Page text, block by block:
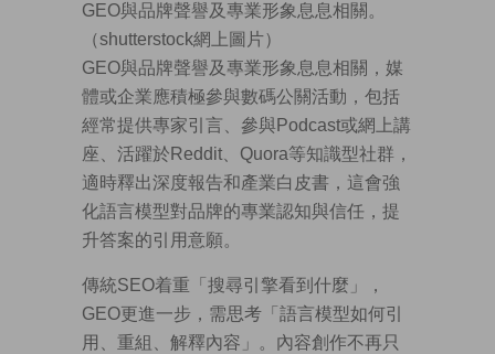
GEO與品牌聲譽及專業形象息息相關。
（shutterstock網上圖片）
GEO與品牌聲譽及專業形象息息相關，媒
體或企業應積極參與數碼公關活動，包括
經常提供專家引言、參與Podcast或網上講
座、活躍於Reddit、Quora等知識型社群，
適時釋出深度報告和產業白皮書，這會強
化語言模型對品牌的專業認知與信任，提
升答案的引用意願。
傳統SEO着重「搜尋引擎看到什麼」，
GEO更進一步，需思考「語言模型如何引
用、重組、解釋內容」。內容創作不再只